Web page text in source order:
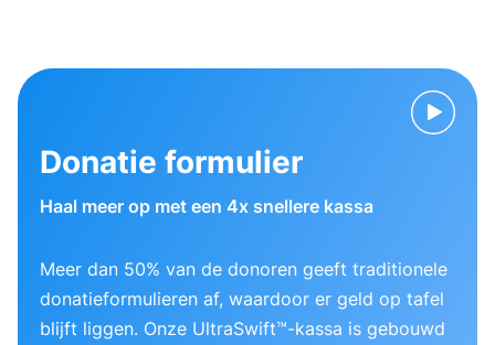
Donatie formulier
Haal meer op met een 4x snellere kassa
Meer dan 50% van de donoren geeft traditionele
donatieformulieren af, waardoor er geld op tafel
blijft liggen. Onze UltraSwift™-kassa is gebouwd